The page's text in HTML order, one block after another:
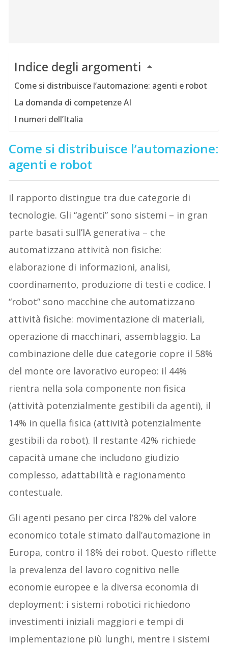
Indice degli argomenti
Come si distribuisce l’automazione: agenti e robot
La domanda di competenze AI
I numeri dell’Italia
Come si distribuisce l’automazione:
agenti e robot
Il rapporto distingue tra due categorie di
tecnologie. Gli “agenti” sono sistemi – in gran
parte basati sull’IA generativa – che
automatizzano attività non fisiche:
elaborazione di informazioni, analisi,
coordinamento, produzione di testi e codice. I
“robot” sono macchine che automatizzano
attività fisiche: movimentazione di materiali,
operazione di macchinari, assemblaggio. La
combinazione delle due categorie copre il 58%
del monte ore lavorativo europeo: il 44%
rientra nella sola componente non fisica
(attività potenzialmente gestibili da agenti), il
14% in quella fisica (attività potenzialmente
gestibili da robot). Il restante 42% richiede
capacità umane che includono giudizio
complesso, adattabilità e ragionamento
contestuale.
Gli agenti pesano per circa l’82% del valore
economico totale stimato dall’automazione in
Europa, contro il 18% dei robot. Questo riflette
la prevalenza del lavoro cognitivo nelle
economie europee e la diversa economia di
deployment: i sistemi robotici richiedono
investimenti iniziali maggiori e tempi di
implementazione più lunghi, mentre i sistemi